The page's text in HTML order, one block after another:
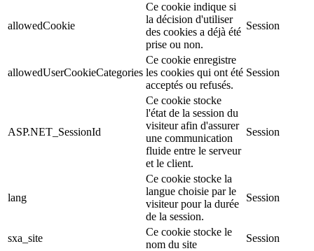
allowedCookie
Ce cookie indique si
la décision d'utiliser
des cookies a déjà été
prise ou non.
Session
allowedUserCookieCategories
Ce cookie enregistre
les cookies qui ont été
acceptés ou refusés.
Session
ASP.NET_SessionId
Ce cookie stocke
l'état de la session du
visiteur afin d'assurer
une communication
fluide entre le serveur
et le client.
Session
lang
Ce cookie stocke la
langue choisie par le
visiteur pour la durée
de la session.
Session
sxa_site
Ce cookie stocke le
nom du site
Session